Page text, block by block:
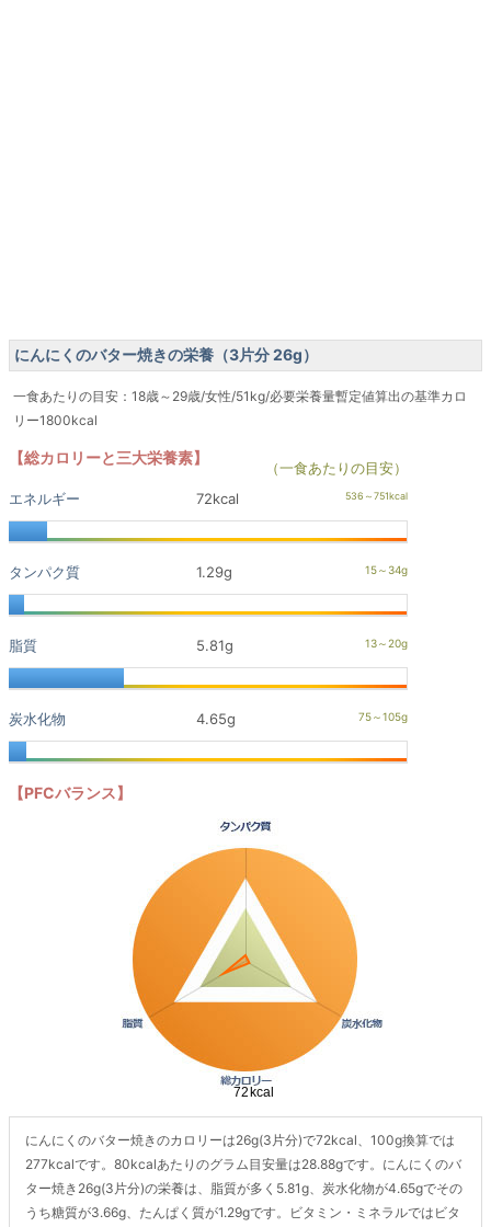
にんにくのバター焼きの栄養（3片分 26g）
一食あたりの目安：18歳～29歳/女性/51kg/必要栄養量暫定値算出の基準カロ
リー1800kcal
【総カロリーと三大栄養素】
（一食あたりの目安）
エネルギー
72kcal
タンパク質 1.29g
脂質 5.81g
炭水化物 4.65g
【PFCバランス】
にんにくのバター焼きのカロリーは26g(3片分)で72kcal、100g換算では
277kcalです。80kcalあたりのグラム目安量は28.88gです。にんにくのバ
ター焼き26g(3片分)の栄養は、脂質が多く5.81g、炭水化物が4.65gでその
うち糖質が3.66g、たんぱく質が1.29gです。ビタミン・ミネラルではビタ